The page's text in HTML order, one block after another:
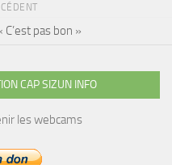
pas bon »
CAP SIZUN INFO
les webcams